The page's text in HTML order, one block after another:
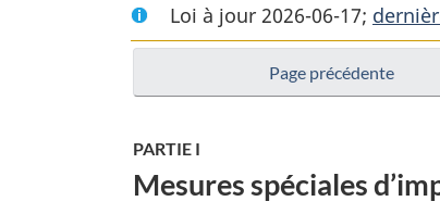
complet
:
Loi
mesures
spéciales
Loi à jour 2026-06-17;
Page précédente
PARTIE I
Mesures spéciales